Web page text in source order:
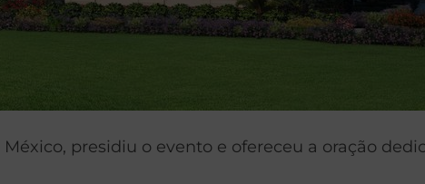
presidiu o evento e ofereceu a oração